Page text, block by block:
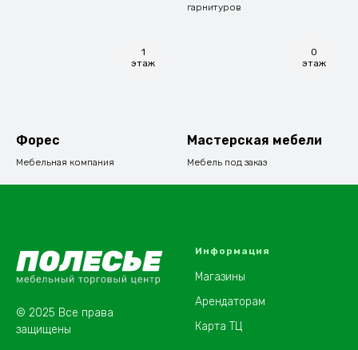
гарнитуров
1
этаж
Форес
Мебельная компания
0
этаж
Мастерская мебели
Мебель под заказ
© 2025 Все права
защищены
Информация
Магазины
Арендаторам
Карта ТЦ